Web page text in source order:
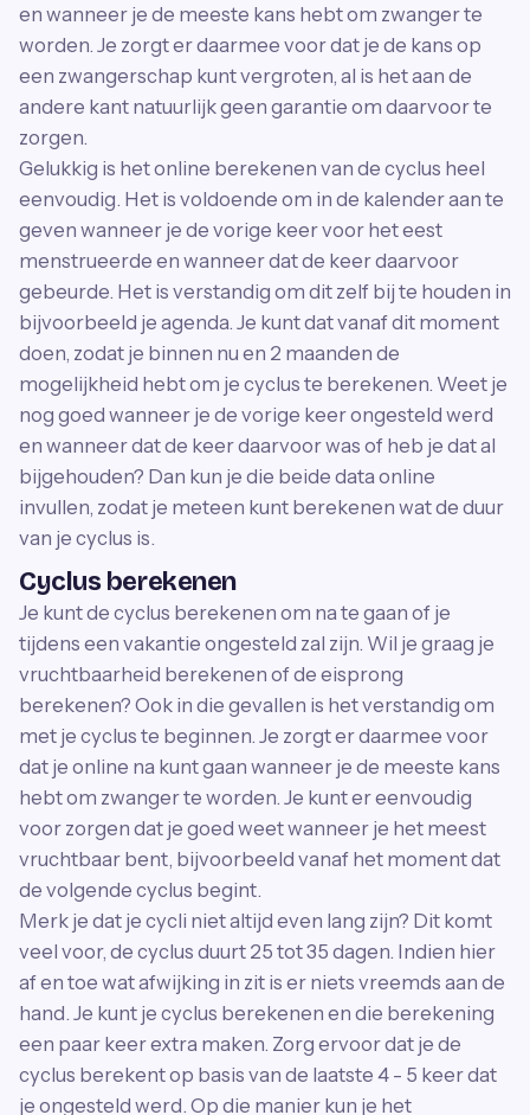
en wanneer je de meeste kans hebt om zwanger te
worden. Je zorgt er daarmee voor dat je de kans op
een zwangerschap kunt vergroten, al is het aan de
andere kant natuurlijk geen garantie om daarvoor te
zorgen.
Gelukkig is het online berekenen van de cyclus heel
eenvoudig. Het is voldoende om in de kalender aan te
geven wanneer je de vorige keer voor het eest
menstrueerde en wanneer dat de keer daarvoor
gebeurde. Het is verstandig om dit zelf bij te houden in
bijvoorbeeld je agenda. Je kunt dat vanaf dit moment
doen, zodat je binnen nu en 2 maanden de
mogelijkheid hebt om je cyclus te berekenen. Weet je
nog goed wanneer je de vorige keer ongesteld werd
en wanneer dat de keer daarvoor was of heb je dat al
bijgehouden? Dan kun je die beide data online
invullen, zodat je meteen kunt berekenen wat de duur
van je cyclus is.
Cyclus berekenen
Je kunt de cyclus berekenen om na te gaan of je
tijdens een vakantie ongesteld zal zijn. Wil je graag je
vruchtbaarheid berekenen of de eisprong
berekenen? Ook in die gevallen is het verstandig om
met je cyclus te beginnen. Je zorgt er daarmee voor
dat je online na kunt gaan wanneer je de meeste kans
hebt om zwanger te worden. Je kunt er eenvoudig
voor zorgen dat je goed weet wanneer je het meest
vruchtbaar bent, bijvoorbeeld vanaf het moment dat
de volgende cyclus begint.
Merk je dat je cycli niet altijd even lang zijn? Dit komt
veel voor, de cyclus duurt 25 tot 35 dagen. Indien hier
af en toe wat afwijking in zit is er niets vreemds aan de
hand. Je kunt je cyclus berekenen en die berekening
een paar keer extra maken. Zorg ervoor dat je de
cyclus berekent op basis van de laatste 4 - 5 keer dat
je ongesteld werd. Op die manier kun je het